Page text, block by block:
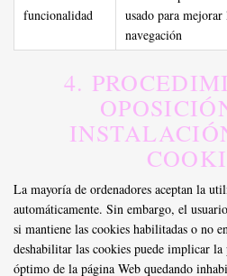
funcionalidad
usado para mejorar
navegación
4.
La mayoría de ordenadores aceptan la
automáticamente. Sin embargo, el
si mantiene las cookies habilitadas o no
deshabilitar las cookies puede implicar
óptimo de la página Web quedando